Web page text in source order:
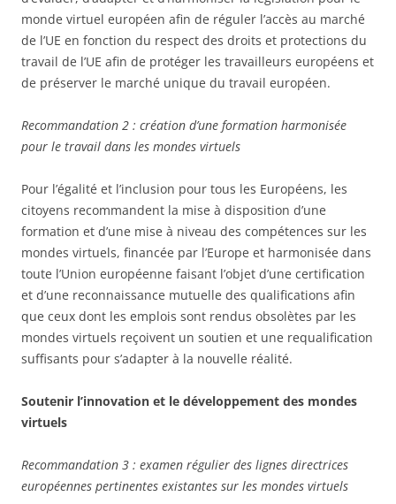
monde virtuel européen afin de réguler l’accès au marché
de l’UE en fonction du respect des droits et protections du
travail de l’UE afin de protéger les travailleurs européens et
de préserver le marché unique du travail européen.
Recommandation 2 : création d’une formation harmonisée
pour le travail dans les mondes virtuels
Pour l’égalité et l’inclusion pour tous les Européens, les
citoyens recommandent la mise à disposition d’une
formation et d’une mise à niveau des compétences sur les
mondes virtuels, financée par l’Europe et harmonisée dans
toute l’Union européenne faisant l’objet d’une certification
et d’une reconnaissance mutuelle des qualifications afin
que ceux dont les emplois sont rendus obsolètes par les
mondes virtuels reçoivent un soutien et une requalification
suffisants pour s’adapter à la nouvelle réalité.
Soutenir l’innovation et le développement des mondes
virtuels
Recommandation 3 : examen régulier des lignes directrices
européennes pertinentes existantes sur les mondes virtuels